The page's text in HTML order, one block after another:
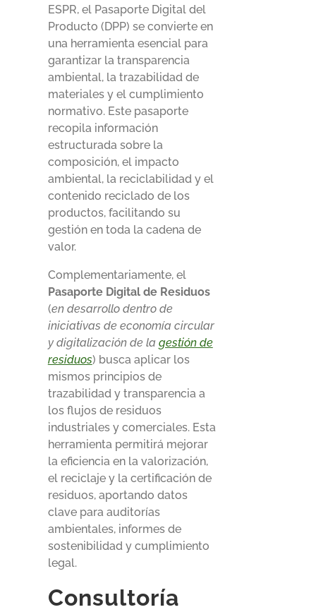
ESPR, el Pasaporte Digital del
Producto (DPP) se convierte en
una herramienta esencial para
garantizar la transparencia
ambiental, la trazabilidad de
materiales y el cumplimiento
normativo. Este pasaporte
recopila información
estructurada sobre la
composición, el impacto
ambiental, la reciclabilidad y el
contenido reciclado de los
productos, facilitando su
gestión en toda la cadena de
valor.
Complementariamente, el
Pasaporte Digital de Residuos
(en desarrollo dentro de
iniciativas de economía circular
y digitalización de la gestión de
residuos) busca aplicar los
mismos principios de
trazabilidad y transparencia a
los flujos de residuos
industriales y comerciales. Esta
herramienta permitirá mejorar
la eficiencia en la valorización,
el reciclaje y la certificación de
residuos, aportando datos
clave para auditorías
ambientales, informes de
sostenibilidad y cumplimiento
legal.
Consultoría